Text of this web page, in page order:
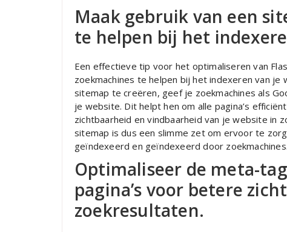
Maak gebruik van een
te helpen bij het
Een effectieve tip voor het optimaliseren van
zoekmachines te helpen bij het indexeren van
sitemap te creëren, geef je zoekmachines als
je website. Dit helpt hen om alle pagina’s
zichtbaarheid en vindbaarheid van je website in
sitemap is dus een slimme zet om ervoor te
geïndexeerd en geïndexeerd door zoekmachines.
Optimaliseer de meta-
pagina’s voor betere
zoekresultaten.